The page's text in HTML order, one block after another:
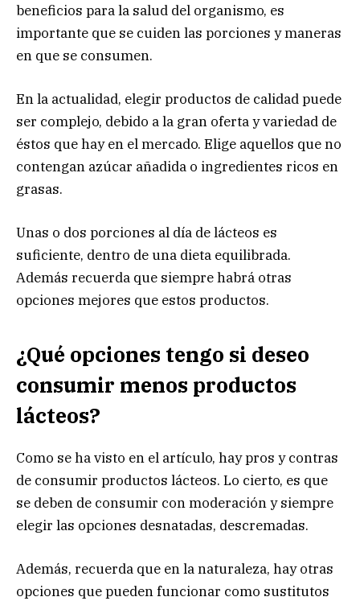
beneficios para la salud del organismo, es
importante que se cuiden las porciones y maneras
en que se consumen.
En la actualidad, elegir productos de calidad puede
ser complejo, debido a la gran oferta y variedad de
éstos que hay en el mercado. Elige aquellos que no
contengan azúcar añadida o ingredientes ricos en
grasas.
Unas o dos porciones al día de lácteos es
suficiente, dentro de una dieta equilibrada.
Además recuerda que siempre habrá otras
opciones mejores que estos productos.
¿Qué opciones tengo si deseo
consumir menos productos
lácteos?
Como se ha visto en el artículo, hay pros y contras
de consumir productos lácteos. Lo cierto, es que
se deben de consumir con moderación y siempre
elegir las opciones desnatadas, descremadas.
Además, recuerda que en la naturaleza, hay otras
opciones que pueden funcionar como sustitutos